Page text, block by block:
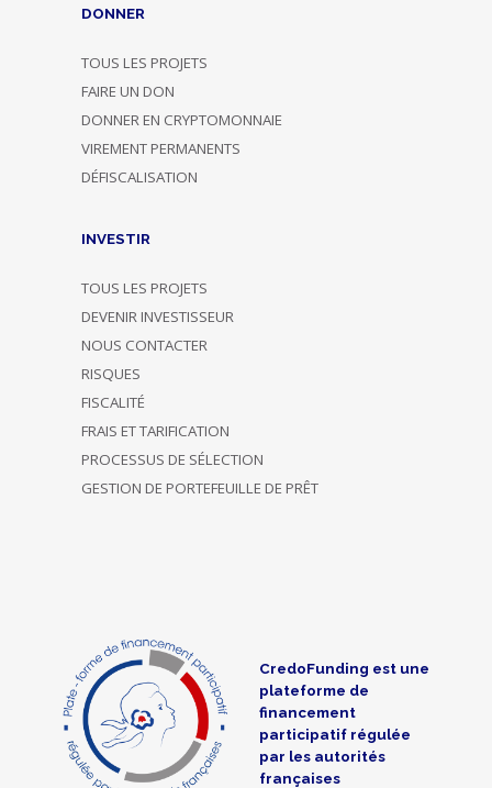
DONNER
TOUS LES PROJETS
FAIRE UN DON
DONNER EN CRYPTOMONNAIE
VIREMENT PERMANENTS
DÉFISCALISATION
INVESTIR
TOUS LES PROJETS
DEVENIR INVESTISSEUR
NOUS CONTACTER
RISQUES
FISCALITÉ
FRAIS ET TARIFICATION
PROCESSUS DE SÉLECTION
GESTION DE PORTEFEUILLE DE PRÊT
CredoFunding est une
plateforme de
financement
participatif régulée
par les autorités
françaises